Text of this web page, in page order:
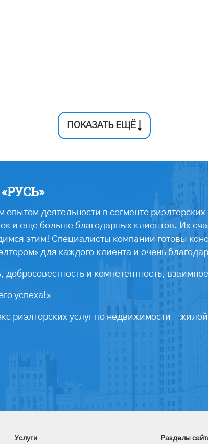
ПОКАЗАТЬ ЕЩЁ
деятельности в сегменте
и еще больше благодарных клиентов. Их
этим! Специалисты компании готовы
для каждого клиента и очень
и компетентность,
успеха!»
риэлторских услуг по недвижимости -
Услуги Разделы